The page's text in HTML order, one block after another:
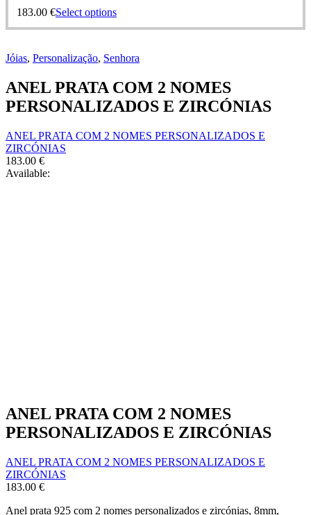
options
may
chosen
the
product
page
183.00 €Select optionsThis
variants.
options
may
be
on
Jóias, Personalização, Senhora
ANEL PRATA COM 2 NOMES
PERSONALIZADOS E ZIRCÓNIAS
ANEL PRATA COM 2 NOMES PERSONALIZADOS E
ZIRCÓNIAS
183.00 €
Available:
ANEL PRATA COM 2 NOMES
PERSONALIZADOS E ZIRCÓNIAS
ANEL PRATA COM 2 NOMES PERSONALIZADOS E
ZIRCÓNIAS
183.00 €
Anel prata 925 com 2 nomes personalizados e zircónias, 8mm,